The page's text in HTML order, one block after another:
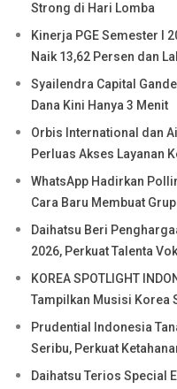
Strong di Hari Lomba
Kinerja PGE Semester I
Naik 13,62 Persen dan
Syailendra Capital
Dana Kini Hanya 3 Menit
Orbis International dan
Perluas Akses Layanan
WhatsApp Hadirkan
Cara Baru Membuat
Daihatsu Beri
2026, Perkuat Talenta
KOREA SPOTLIGHT
Tampilkan Musisi Korea
Prudential Indonesia
Seribu, Perkuat
Daihatsu Terios Special